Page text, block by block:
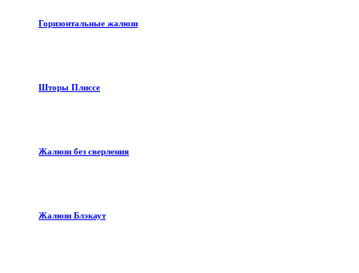
Горизонтальные жалюзи
Шторы Плиссе
Жалюзи без сверления
Жалюзи Блэкаут